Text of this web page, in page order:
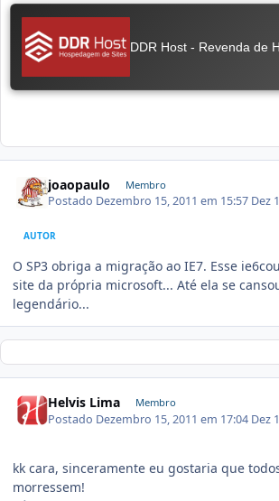
joaopaulo Membro
Postado Dezembro 15, 2011 em 15:57 Dez
AUTOR
O SP3 obriga a migração ao IE7. Esse
site da própria microsoft... Até ela se
legendário...
Helvis Lima Membro
Postado Dezembro 15, 2011 em 17:04 Dez
kk cara, sinceramente eu gostaria que
morressem!